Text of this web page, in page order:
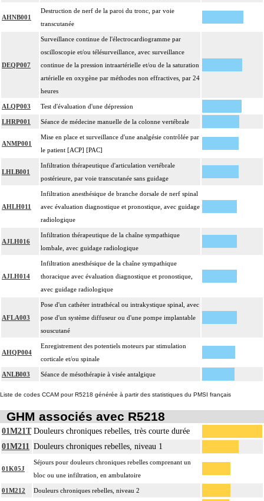
AHNB001
Destruction de nerf de la paroi du tronc, par voie
transcutanée
DEQP007
Surveillance continue de l'électrocardiogramme par
oscilloscopie et/ou télésurveillance, avec surveillance
continue de la pression intraartérielle et/ou de la saturation
artérielle en oxygène par méthodes non effractives, par 24
heures
ALQP003 Test d'évaluation d'une dépression
LHRP001 Séance de médecine manuelle de la colonne vertébrale
ANMP001
Mise en place et surveillance d'une analgésie contrôlée par
le patient [ACP] [PAC]
LHLB001
Infiltration thérapeutique d'articulation vertébrale
postérieure, par voie transcutanée sans guidage
AHLH011
Infiltration anesthésique de branche dorsale de nerf spinal
avec évaluation diagnostique et pronostique, avec guidage
radiologique
AJLH016
Infiltration thérapeutique de la chaîne sympathique
lombale, avec guidage radiologique
AJLH014
Infiltration anesthésique de la chaîne sympathique
thoracique avec évaluation diagnostique et pronostique,
avec guidage radiologique
AFLA003
Pose d'un cathéter intrathécal ou intrakystique spinal, avec
pose d'un système diffuseur ou d'une pompe implantable
souscutané
AHQP004
Enregistrement des potentiels moteurs par stimulation
corticale et/ou spinale
ANLB003 Séance de mésothérapie à visée antalgique
Liste de codes CCAM pour R5218 générée à partir des statistiques du PMSI français
GHM associés avec R5218
01M21T Douleurs chroniques rebelles, très courte durée
01M211
Douleurs chroniques rebelles, niveau 1
01K05J
Séjours pour douleurs chroniques rebelles comprenant un
bloc ou une infiltration, en ambulatoire
01M212 Douleurs chroniques rebelles, niveau 2